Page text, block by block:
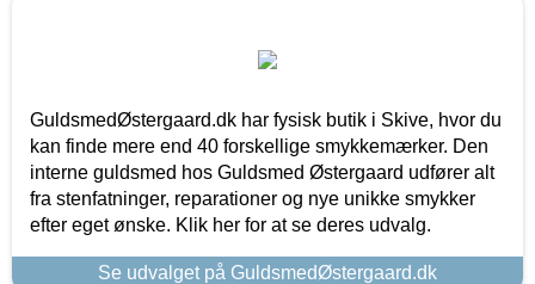
GuldsmedØstergaard.dk har fysisk butik i Skive, hvor du
kan finde mere end 40 forskellige smykkemærker. Den
interne guldsmed hos Guldsmed Østergaard udfører alt
fra stenfatninger, reparationer og nye unikke smykker
efter eget ønske. Klik her for at se deres udvalg.
Se udvalget på GuldsmedØstergaard.dk